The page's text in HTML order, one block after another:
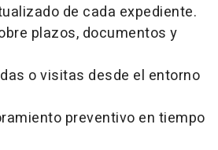
de cada expediente.
plazos, documentos y
o visitas desde el entorno
preventivo en tiempo